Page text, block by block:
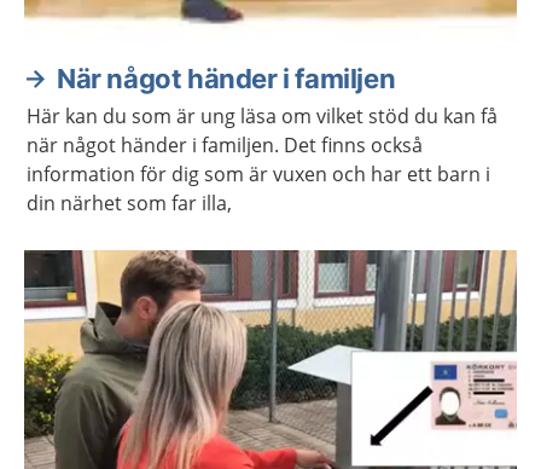
När något händer i familjen
Här kan du som är ung läsa om vilket stöd du kan få
när något händer i familjen. Det finns också
information för dig som är vuxen och har ett barn i
din närhet som far illa,